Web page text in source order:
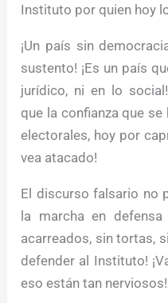
Instituto por quien hoy
¡Un país sin
sustento! ¡Es un país
jurídico, ni en lo
que la confianza que
electorales, hoy por
vea atacado!
El discurso falsario no
la marcha en
acarreados, sin tortas,
defender al Instituto!
eso están tan nerviosos!